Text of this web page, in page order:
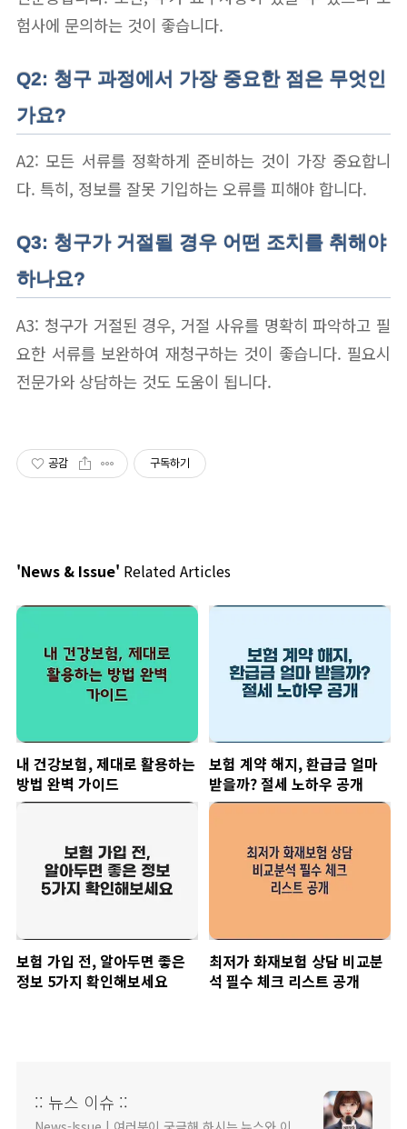
험사에 문의하는 것이 좋습니다.
Q2: 청구 과정에서 가장 중요한 점은 무엇인
가요?
A2: 모든 서류를 정확하게 준비하는 것이 가장 중요합니
다. 특히, 정보를 잘못 기입하는 오류를 피해야 합니다.
Q3: 청구가 거절될 경우 어떤 조치를 취해야
하나요?
A3: 청구가 거절된 경우, 거절 사유를 명확히 파악하고 필
요한 서류를 보완하여 재청구하는 것이 좋습니다. 필요시
전문가와 상담하는 것도 도움이 됩니다.
공감 구독하기
'News & Issue' Related Articles
내 건강보험, 제대로 활용하는
방법 완벽 가이드
보험 계약 해지, 환급금 얼마
받을까? 절세 노하우 공개
보험 가입 전, 알아두면 좋은
정보 5가지 확인해보세요
최저가 화재보험 상담 비교분
석 필수 체크 리스트 공개
:: 뉴스 이슈 ::